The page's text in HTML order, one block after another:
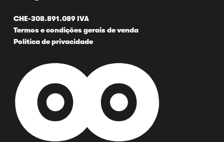
CHE-308.891.089 IVA
Termos e condições gerais de venda
Política de privacidade